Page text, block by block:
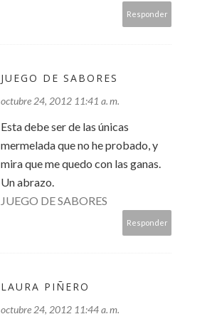
Responder
JUEGO DE SABORES
octubre 24, 2012 11:41 a. m.
Esta debe ser de las únicas
mermelada que no he probado, y
mira que me quedo con las ganas.
Un abrazo.
JUEGO DE SABORES
Responder
LAURA PIÑERO
octubre 24, 2012 11:44 a. m.